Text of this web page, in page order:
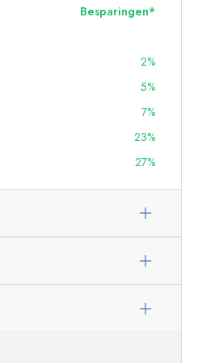
Besparingen*
2%
5%
7%
23%
27%